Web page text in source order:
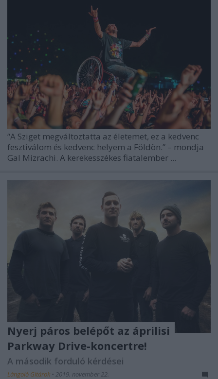
“A Sziget megváltoztatta az életemet, ez a kedvenc
fesztiválom és kedvenc helyem a Földön.” – mondja
Gal Mizrachi. A kerekesszékes fiatalember ...
Nyerj páros belépőt az áprilisi
Parkway Drive-koncertre!
A második forduló kérdései
Lángoló Gitárok • 2019. november 22.